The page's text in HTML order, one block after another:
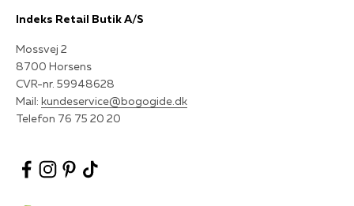
Indeks Retail Butik A/S
Mossvej 2
8700 Horsens
CVR-nr. 59948628
Mail: kundeservice@bogogide.dk
Telefon 76 75 20 20